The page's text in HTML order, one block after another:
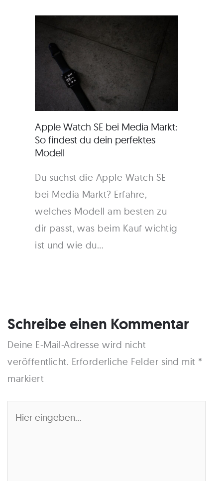
Apple Watch SE bei Media Markt:
So findest du dein perfektes
Modell
Du suchst die Apple Watch SE
bei Media Markt? Erfahre,
welches Modell am besten zu
dir passt, was beim Kauf wichtig
ist und wie du…
Schreibe einen Kommentar
Deine E-Mail-Adresse wird nicht
veröffentlicht. Erforderliche Felder sind mit *
markiert
eingeben…